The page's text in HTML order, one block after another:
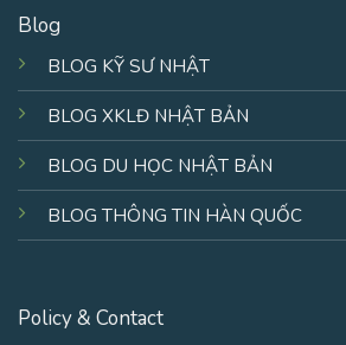
Blog
BLOG KỸ SƯ NHẬT
BLOG XKLĐ NHẬT BẢN
BLOG DU HỌC NHẬT BẢN
BLOG THÔNG TIN HÀN QUỐC
Policy & Contact